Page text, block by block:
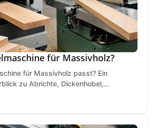
für Massivholz?
für Massivholz passt? Ein
zu Abrichte, Dickenhobel,